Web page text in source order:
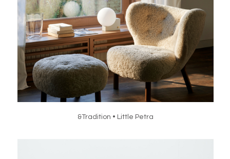
&Tradition • Little Petra